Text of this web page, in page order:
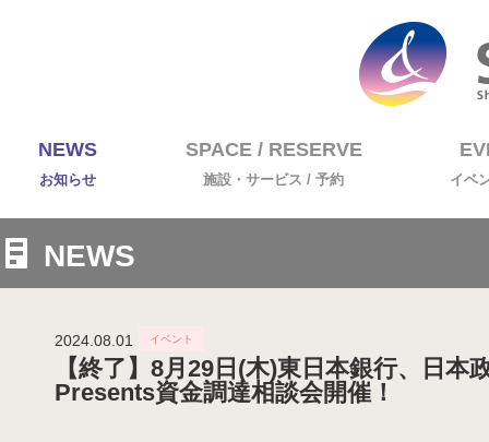
NEWS
お知らせ
SPACE / RESERVE
施設・サービス / 予約 イベ
NEWS
2024.08.01
【終了】8月29日(木)東日本銀行、日本
Presents資金調達相談会開催！